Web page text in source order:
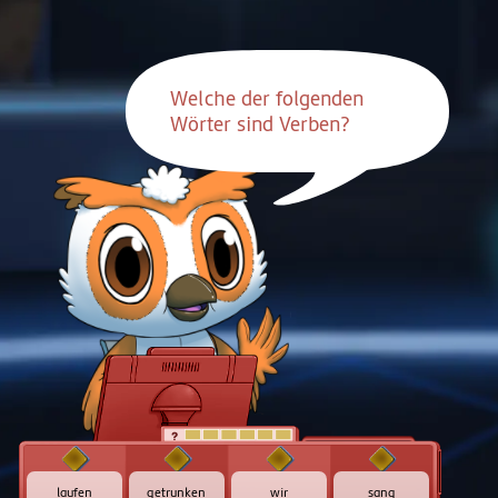
Welche der folgenden
Wörter sind Verben?
t
laufen getrunken wir sang